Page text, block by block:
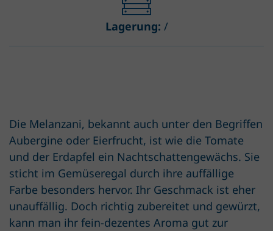
Lagerung: /
Die Melanzani, bekannt auch unter den Begriffen
Aubergine oder Eierfrucht, ist wie die Tomate
und der Erdapfel ein Nachtschattengewächs. Sie
sticht im Gemüseregal durch ihre auffällige
Farbe besonders hervor. Ihr Geschmack ist eher
unauffällig. Doch richtig zubereitet und gewürzt,
kann man ihr fein-dezentes Aroma gut zur